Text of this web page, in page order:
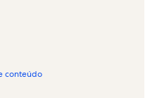
conteúdo